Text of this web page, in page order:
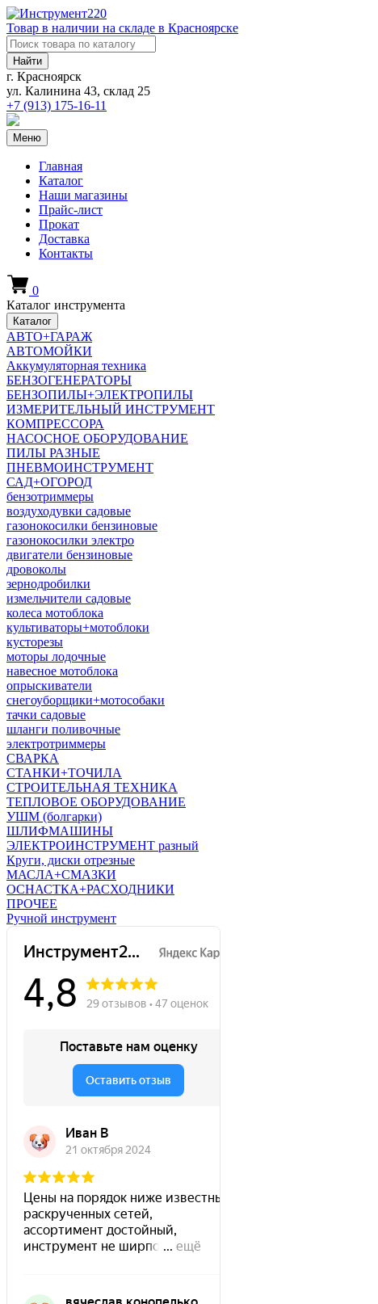
Товар в наличии на складе в Красноярске
Найти
г. Красноярск
ул. Калинина 43, склад 25
+7 (913) 175-16-11
Меню
Главная
Каталог
Наши магазины
Прайс-лист
Прокат
Доставка
Контакты
0
Каталог инструмента
Каталог
АВТО+ГАРАЖ
АВТОМОЙКИ
Аккумуляторная техника
БЕНЗОГЕНЕРАТОРЫ
БЕНЗОПИЛЫ+ЭЛЕКТРОПИЛЫ
ИЗМЕРИТЕЛЬНЫЙ ИНСТРУМЕНТ
КОМПРЕССОРА
НАСОСНОЕ ОБОРУДОВАНИЕ
ПИЛЫ РАЗНЫЕ
ПНЕВМОИНСТРУМЕНТ
САД+ОГОРОД
бензотриммеры
воздуходувки садовые
газонокосилки бензиновые
газонокосилки электро
двигатели бензиновые
дровоколы
зернодробилки
измельчители садовые
колеса мотоблока
культиваторы+мотоблоки
кусторезы
моторы лодочные
навесное мотоблока
опрыскиватели
снегоуборщики+мотособаки
тачки садовые
шланги поливочные
электротриммеры
СВАРКА
СТАНКИ+ТОЧИЛА
СТРОИТЕЛЬНАЯ ТЕХНИКА
ТЕПЛОВОЕ ОБОРУДОВАНИЕ
УШМ (болгарки)
ШЛИФМАШИНЫ
ЭЛЕКТРОИНСТРУМЕНТ разный
Круги, диски отрезные
МАСЛА+СМАЗКИ
ОСНАСТКА+РАСХОДНИКИ
ПРОЧЕЕ
Ручной инструмент